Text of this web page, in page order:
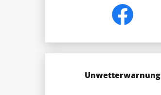
Unwetterwarnung